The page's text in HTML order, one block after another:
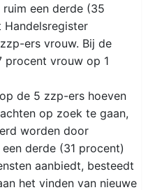
ruim een derde (35
ers vrouw. Bij de
vrouw op 1
de 5 zzp-ers hoeven
op zoek te gaan,
worden door
derde (31 procent)
aanbiedt, besteedt
het vinden van nieuwe